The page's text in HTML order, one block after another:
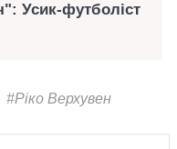
Усик-футболіст
#Ріко Верхувен